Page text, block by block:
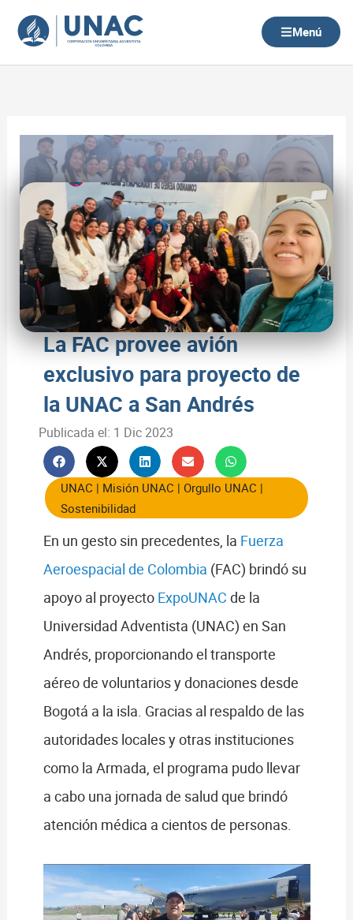
contenido
Menú
La FAC provee avión
exclusivo para proyecto de
la UNAC a San Andrés
Publicada el: 1 Dic 2023
UNAC | Misión UNAC | Orgullo UNAC |
Sostenibilidad
En un gesto sin precedentes, la Fuerza
Aeroespacial de Colombia (FAC) brindó su
apoyo al proyecto ExpoUNAC de la
Universidad Adventista (UNAC) en San
Andrés, proporcionando el transporte
aéreo de voluntarios y donaciones desde
Bogotá a la isla. Gracias al respaldo de las
autoridades locales y otras instituciones
como la Armada, el programa pudo llevar
a cabo una jornada de salud que brindó
atención médica a cientos de personas.